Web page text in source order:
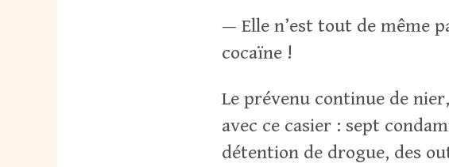
— Elle n’est tout de même
cocaïne !
Le prévenu continue de
avec ce casier : sept
détention de drogue, des